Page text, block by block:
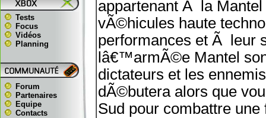
Tests
Focus
Vidéos
Planning
Forum
Partenaires
Equipe
Contacts
appartenant Ã la
vÃ©hicules haute
performances et Ã leur
lâ€™armÃ©e Mantel
dictateurs et les
dÃ©butera alors que
Sud pour combattre une